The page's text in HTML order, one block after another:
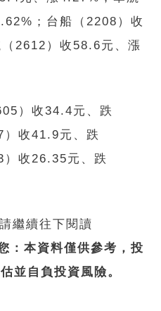
；台船（2208）收
2612）收58.6元、漲
）收34.4元、跌
收41.9元、跌
收26.35元、跌
繼續往下閱讀
：本資料僅供參考，投
並自負投資風險。